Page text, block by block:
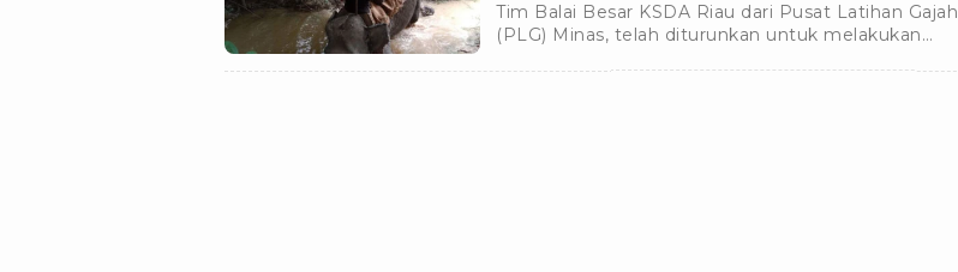
Tim Balai Besar KSDA Riau dari Pusat Latihan Gajah
(PLG) Minas, telah diturunkan untuk melakukan